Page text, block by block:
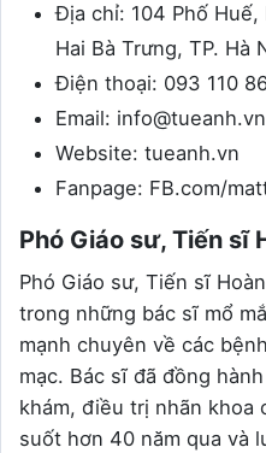
Địa chỉ: 104 Phố Huế,
Hai Bà Trưng, TP. Hà
Điện thoại: 093 110
Email: info@tueanh.vn
Website: tueanh.vn
Fanpage: FB.com/
Phó Giáo sư, Tiến sĩ
Phó Giáo sư, Tiến sĩ
trong những bác sĩ mổ
mạnh chuyên về các
mạc. Bác sĩ đã đồng
khám, điều trị nhãn khoa
suốt hơn 40 năm qua và